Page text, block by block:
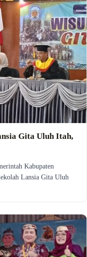
Gita Uluh Itah,
Kabupaten
Lansia Gita Uluh